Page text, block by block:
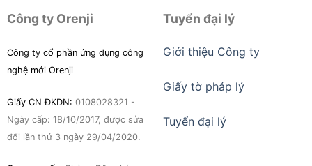
Công ty Orenji
Công ty cổ phần ứng dụng công
nghệ mới Orenji
Giấy CN ĐKDN: 0108028321 -
Ngày cấp: 18/10/2017, được sửa
đổi lần thứ 3 ngày 29/04/2020.
Tuyển đại lý
Giới thiệu Công ty
Giấy tờ pháp lý
Tuyển đại lý